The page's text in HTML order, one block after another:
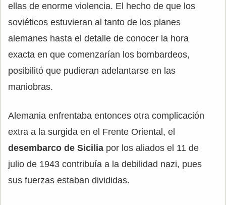
ellas de enorme violencia. El hecho de que los
soviéticos estuvieran al tanto de los planes
alemanes hasta el detalle de conocer la hora
exacta en que comenzarían los bombardeos,
posibilitó que pudieran adelantarse en las
maniobras.
Alemania enfrentaba entonces otra complicación
extra a la surgida en el Frente Oriental, el
desembarco de Sicilia por los aliados el 11 de
julio de 1943 contribuía a la debilidad nazi, pues
sus fuerzas estaban divididas.